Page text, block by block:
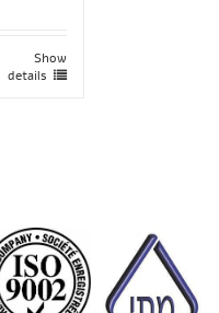
Show
details